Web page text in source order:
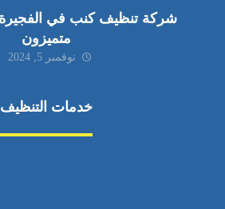
متميزون
نوفمبر 5, 2024
خدمات التنظيف